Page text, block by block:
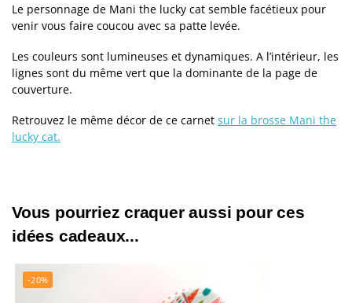
Le personnage de Mani the lucky cat semble facétieux pour
venir vous faire coucou avec sa patte levée.
Les couleurs sont lumineuses et dynamiques. A l’intérieur, les
lignes sont du même vert que la dominante de la page de
couverture.
Retrouvez le même décor de ce carnet sur la brosse Mani the
lucky cat.
Vous pourriez craquer aussi pour ces
idées cadeaux...
-20%